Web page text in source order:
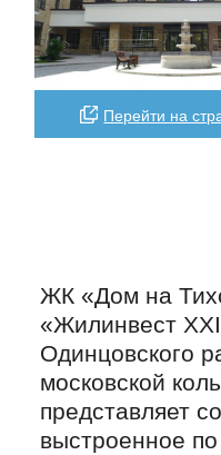
Перейти на
ЖК «Дом на
«Жилинвест
Одинцовского
московской
представляет
выстроенное